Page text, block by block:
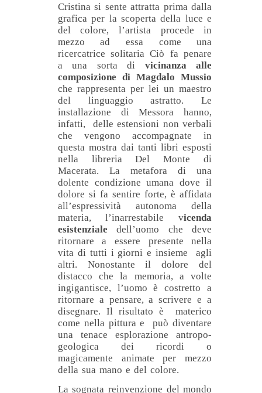
Cristina si sente attratta prima dalla
grafica per la scoperta della luce e
del colore, l’artista procede in
mezzo ad essa come una
ricercatrice solitaria Ciò fa penare
a una sorta di vicinanza alle
composizione di Magdalo Mussio
che rappresenta per lei un maestro
del linguaggio astratto. Le
installazione di Messora hanno,
infatti, delle estensioni non verbali
che vengono accompagnate in
questa mostra dai tanti libri esposti
nella libreria Del Monte di
Macerata. La metafora di una
dolente condizione umana dove il
dolore si fa sentire forte, è affidata
all’espressività autonoma della
materia, l’inarrestabile vicenda
esistenziale dell’uomo che deve
ritornare a essere presente nella
vita di tutti i giorni e insieme agli
altri. Nonostante il dolore del
distacco che la memoria, a volte
ingigantisce, l’uomo è costretto a
ritornare a pensare, a scrivere e a
disegnare. Il risultato è materico
come nella pittura e può diventare
una tenace esplorazione antropo-
geologica dei ricordi o
magicamente animate per mezzo
della sua mano e del colore.
La sognata reinvenzione del mondo